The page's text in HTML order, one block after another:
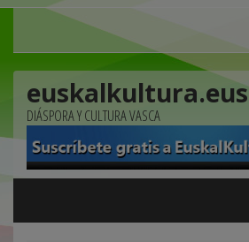
euskalkultura.eus
DIÁSPORA Y CULTURA VASCA